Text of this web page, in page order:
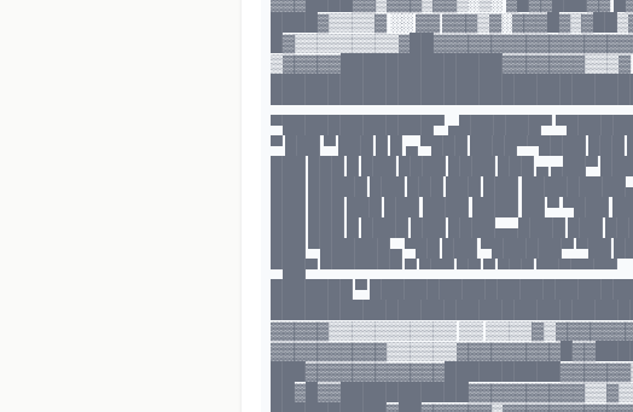
████▓▒▒▒▒▓ ░░ ▓▓
▀█████████████▀ ▄███████▀
▀ ███ ▀ ███ █ █ ▄ ▀███ ████▀▀████ ███
███ ███ █ ███ ████ ████ ███ ▄ ▄██▀ ███
███ █████ ███ ███ ███ ███
███ ███ ███ ███ ████ ████ ██ ▀ ▀███
███ ███ █ ████ ███ ████▄▄████ ███
███ ▀██████▄ ▀██ ███ ▀██████▀ ▀██
▀██▀ ▀▀▀▀▀▀▀ ▀ ▀▀▀ ▀▀ ▀ ▀▀▀ ▀▀▀▀▀▀▀
███████ ▀
▓▓▓▓▓▒▒▒▒▒▒▒▒▒▒▒ ▒▒